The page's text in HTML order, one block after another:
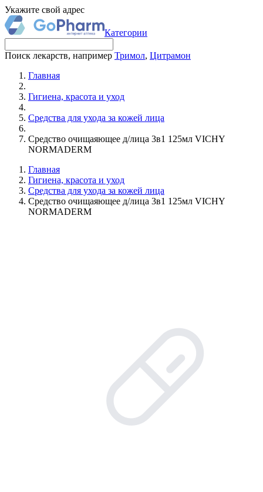
Укажите свой адрес
Категории
Поиск лекарств, например Тримол, Цитрамон
Главная
Гигиена, красота и уход
Средства для ухода за кожей лица
Средство очищаяющее д/лица 3в1 125мл VICHY
NORMADERM
Главная
Гигиена, красота и уход
Средства для ухода за кожей лица
Средство очищаяющее д/лица 3в1 125мл VICHY
NORMADERM